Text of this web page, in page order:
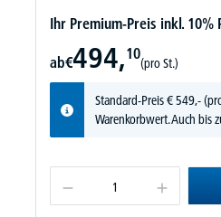
Ihr Premium-Preis inkl. 10%
ab€494,10
(pro St.)
Standard-Preis€ 549,-
Warenkorbwert. Auch bis